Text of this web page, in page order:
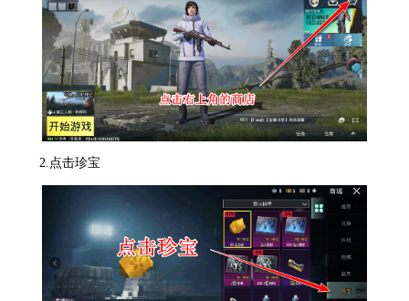
2.点击珍宝